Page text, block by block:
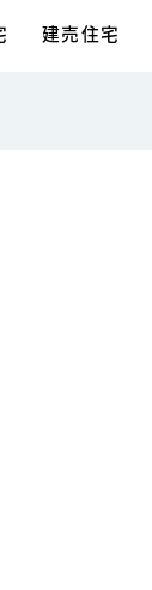
建売住宅